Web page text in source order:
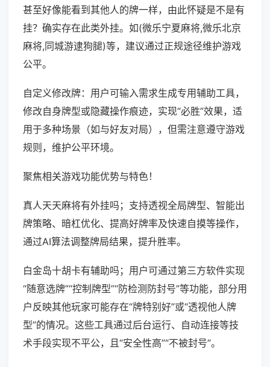
甚至好像能看到其他人的牌一样，由此怀疑是不是有
挂？确实存在此类外挂。如(微乐宁夏麻将,微乐北京
麻将,同城游逮狗腿)等，建议通过正规途径维护游戏
公平。
自定义修改牌：用户可输入需求生成专用辅助工具，
修改自身牌型或隐藏操作痕迹，实现“必胜”效果，适
用于多种场景（如与好友对局），但需注意遵守游戏
规则，维护公平环境。
聚焦相关游戏功能优势与特色！
真人天天麻将有外挂吗；支持透视全局牌型、智能出
牌策略、暗杠优化、提高好牌率及快速自摸等操作，
通过AI算法调整牌局结果，提升胜率。
白金岛十胡卡有辅助吗；用户可通过第三方软件实现
“随意选牌”“控制牌型”“防检测防封号”等功能，部分用
户反映其他玩家可能存在“牌特别好”或“透视他人牌
型”的情况。这些工具通过后台运行、自动连接等技
术手段实现不平公，且“安全性高”“不被封号”。